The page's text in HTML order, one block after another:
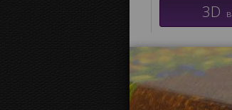
3D